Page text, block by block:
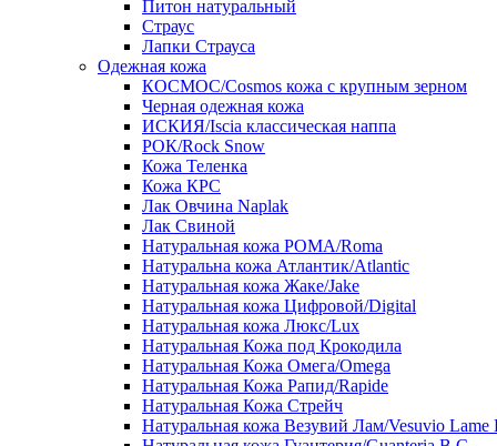
Питон натуральный
Страус
Лапки Страуса
Одежная кожа
КОСМОС/Cosmos кожа с крупным зерном
Черная одежная кожа
ИСКИЯ/Iscia классическая наппа
РОК/Rock Snow
Кожа Теленка
Кожа КРС
Лак Овчина Naplak
Лак Свиной
Натуральная кожа РОМА/Roma
Натуральна кожа Атлантик/Atlantic
Натуральная кожа Жаке/Jake
Натуральная кожа Цифровой/Digital
Натуральная кожа Люкс/Lux
Натуральная Кожа под Крокодила
Натуральная Кожа Омега/Omega
Натуральная Кожа Рапид/Rapide
Натуральная Кожа Стрейч
Натуральная кожа Везувий Лам/Vesuvio Lame